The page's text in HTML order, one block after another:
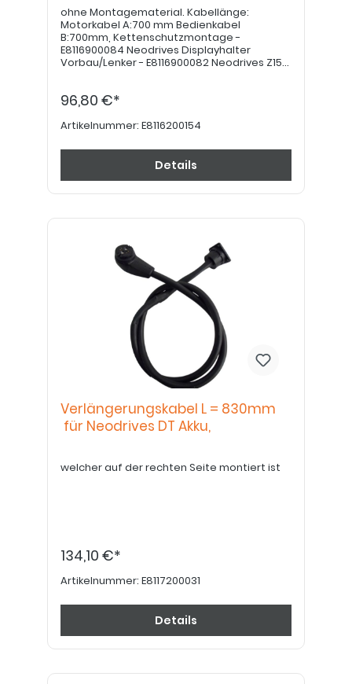
ohne Montagematerial. Kabellänge:
Motorkabel A:700 mm Bedienkabel
B:700mm, Kettenschutzmontage -
E8116900084 Neodrives Displayhalter
Vorbau/Lenker - E8116900082 Neodrives Z15
96,80 €*
Artikelnummer: E8116200154
Details
Verlängerungskabel L = 830mm
für Neodrives DT Akku,
welcher auf der rechten Seite montiert ist
134,10 €*
Artikelnummer: E8117200031
Details